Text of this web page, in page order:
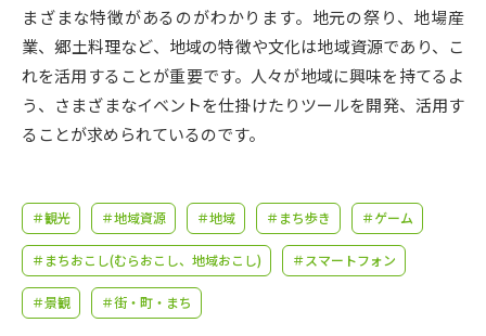
新生活お役立ちガイド
学問発見
大学で学びたい学問発見
学問のミニ講義「夢ナビ講義」 学問分野解説
まざまな特徴があるのがわかります。地元の祭り、地場産
業、郷土料理など、地域の特徴や文化は地域資源であり、こ
れを活用することが重要です。人々が地域に興味を持てるよ
う、さまざまなイベントを仕掛けたりツールを開発、活用す
ることが求められているのです。
＃観光 ＃地域資源 ＃地域 ＃まち歩き ＃ゲーム
＃まちおこし(むらおこし、地域おこし) ＃スマートフォン
＃景観 ＃街・町・まち